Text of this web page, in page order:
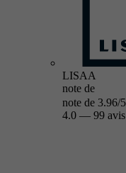
LISAA
note de
note de 3.96/5
4.0 — 99 avis